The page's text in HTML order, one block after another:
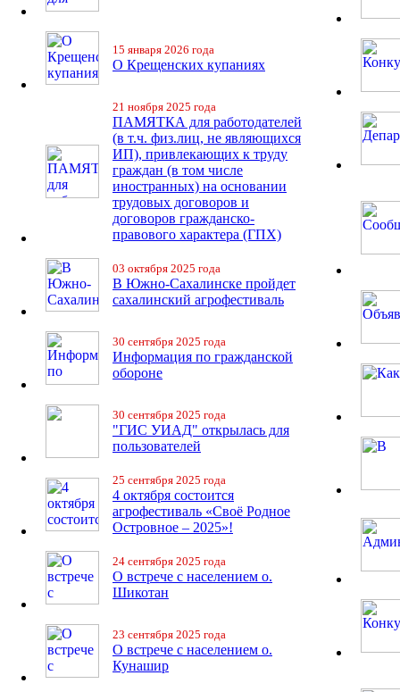
15 января 2026 года
О Крещенских купаниях
21 ноября 2025 года
ПАМЯТКА для работодателей
(в т.ч. физ.лиц, не являющихся
ИП), привлекающих к труду
граждан (в том числе
иностранных) на основании
трудовых договоров и
договоров гражданско-
правового характера (ГПХ)
03 октября 2025 года
В Южно-Сахалинске пройдет
сахалинский агрофестиваль
30 сентября 2025 года
Информация по гражданской
обороне
30 сентября 2025 года
"ГИС УИАД" открылась для
пользователей
25 сентября 2025 года
4 октября состоится
агрофестиваль «Своё Родное
Островное – 2025»!
24 сентября 2025 года
О встрече с населением о.
Шикотан
23 сентября 2025 года
О встрече с населением о.
Кунашир